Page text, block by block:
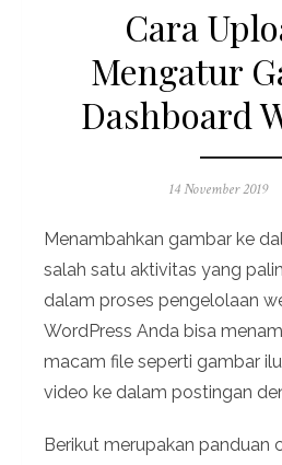
Cara
Mengatur
Dashboard
Posted
14 November 2019
Menambahkan gambar ke
salah satu aktivitas yang
dalam proses pengelolaan
WordPress Anda bisa
macam file seperti gambar
video ke dalam postingan
Berikut merupakan panduan